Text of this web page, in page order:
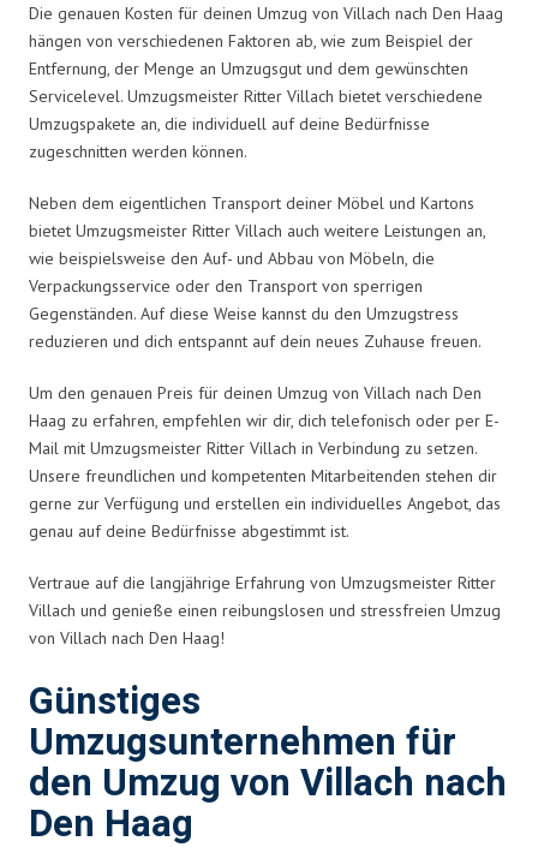
Die genauen Kosten für deinen Umzug von Villach nach Den Haag
hängen von verschiedenen Faktoren ab, wie zum Beispiel der
Entfernung, der Menge an Umzugsgut und dem gewünschten
Servicelevel. Umzugsmeister Ritter Villach bietet verschiedene
Umzugspakete an, die individuell auf deine Bedürfnisse
zugeschnitten werden können.
Neben dem eigentlichen Transport deiner Möbel und Kartons
bietet Umzugsmeister Ritter Villach auch weitere Leistungen an,
wie beispielsweise den Auf- und Abbau von Möbeln, die
Verpackungsservice oder den Transport von sperrigen
Gegenständen. Auf diese Weise kannst du den Umzugstress
reduzieren und dich entspannt auf dein neues Zuhause freuen.
Um den genauen Preis für deinen Umzug von Villach nach Den
Haag zu erfahren, empfehlen wir dir, dich telefonisch oder per E-
Mail mit Umzugsmeister Ritter Villach in Verbindung zu setzen.
Unsere freundlichen und kompetenten Mitarbeitenden stehen dir
gerne zur Verfügung und erstellen ein individuelles Angebot, das
genau auf deine Bedürfnisse abgestimmt ist.
Vertraue auf die langjährige Erfahrung von Umzugsmeister Ritter
Villach und genieße einen reibungslosen und stressfreien Umzug
von Villach nach Den Haag!
Günstiges
Umzugsunternehmen für
den Umzug von Villach nach
Den Haag